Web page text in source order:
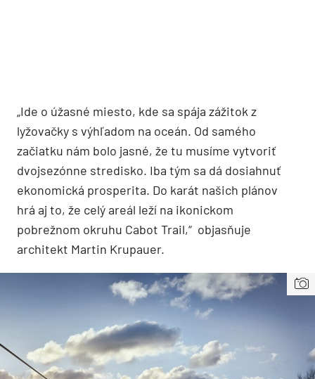
„Ide o úžasné miesto, kde sa spája zážitok z
lyžovačky s výhľadom na oceán. Od samého
začiatku nám bolo jasné, že tu musíme vytvoriť
dvojsezónne stredisko. Iba tým sa dá dosiahnuť
ekonomická prosperita. Do karát našich plánov
hrá aj to, že celý areál leží na ikonickom
pobrežnom okruhu Cabot Trail,“ objasňuje
architekt Martin Krupauer.